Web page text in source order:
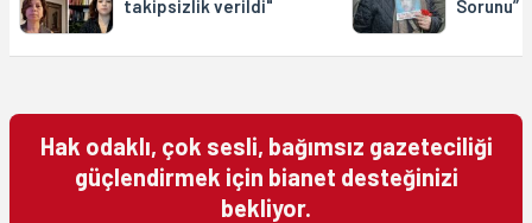
takipsizlik verildi"
Sorunu”
Hak odaklı, çok sesli, bağımsız gazeteciliği
güçlendirmek için bianet desteğinizi
bekliyor.